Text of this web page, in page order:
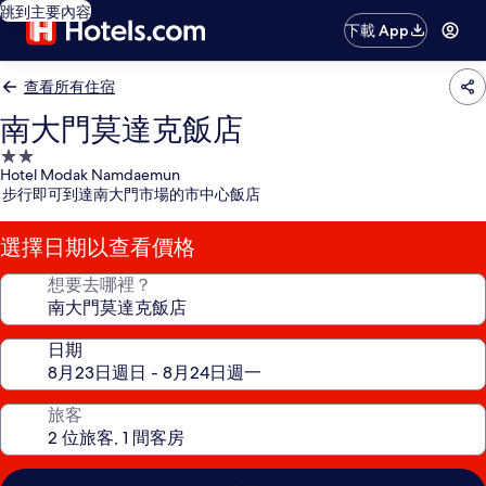
跳到主要內容
下載 App
查看所有住宿
南大門莫達克飯店
2.0
星
級
住
宿
Hotel Modak Namdaemun
步行即可到達南大門市場的市中心飯店
選擇日期以查看價格
想要去哪裡？
日期
旅客